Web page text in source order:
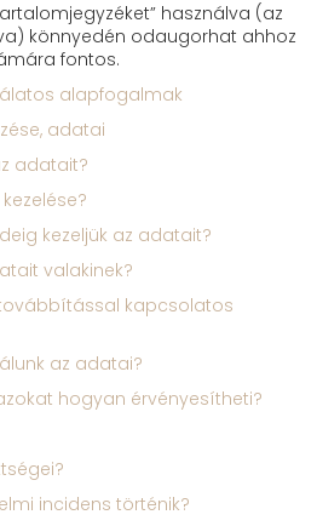
használva (az
könnyedén odaugorhat ahhoz
fontos.
alapfogalmak
adatai
adatait?
kezeljük az adatait?
valakinek?
kapcsolatos
az adatai?
hogyan érvényesítheti?
incidens történik?